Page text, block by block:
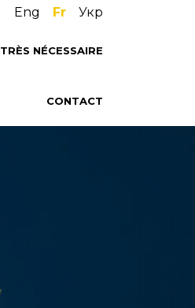
Eng Fr Укр
TRÈS NÉCESSAIRE
CONTACT